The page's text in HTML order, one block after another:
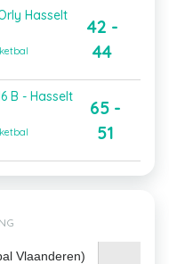
Hasselt
42 -
44
B - Hasselt
65 -
51
Vlaanderen)